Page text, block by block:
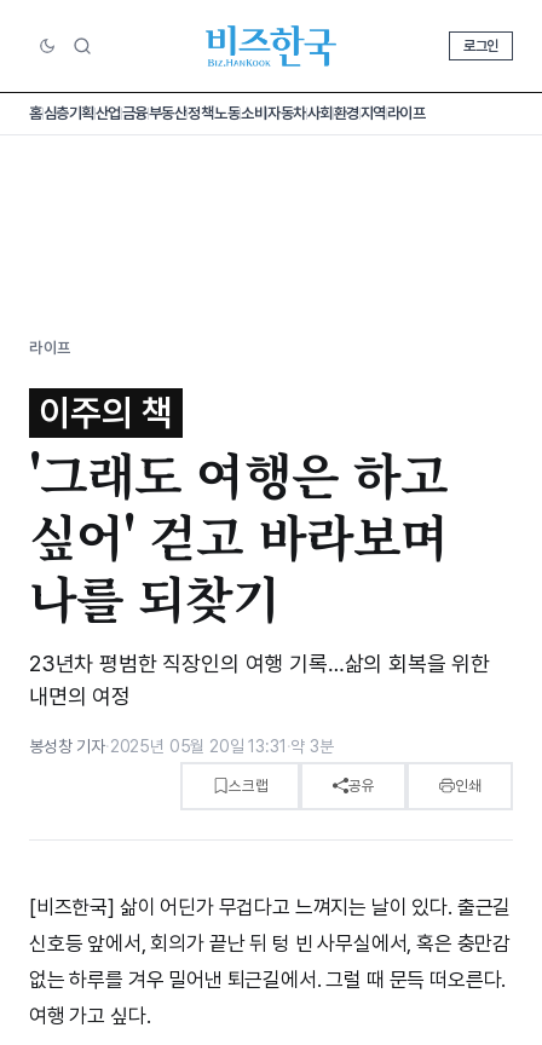
로그인
홈심층기획산업금융부동산정책노동소비 자동차사회환경지역라이프
라이프
이주의 책
'그래도 여행은 하고
싶어' 걷고 바라보며
나를 되찾기
23년차 평범한 직장인의 여행 기록…삶의 회복을 위한
내면의 여정
봉성창 기자·2025년 05월 20일 13:31 ·약 3분
스크랩 공유 인쇄
[비즈한국] 삶이 어딘가 무겁다고 느껴지는 날이 있다. 출근길
신호등 앞에서, 회의가 끝난 뒤 텅 빈 사무실에서, 혹은 충만감
없는 하루를 겨우 밀어낸 퇴근길에서. 그럴 때 문득 떠오른다.
여행 가고 싶다.